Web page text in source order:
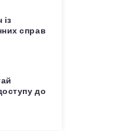
із
справ
до